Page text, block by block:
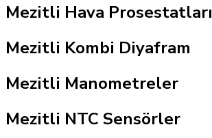
Mezitli Hava Prosestatları
Mezitli Kombi Diyafram
Mezitli Manometreler
Mezitli NTC Sensörler